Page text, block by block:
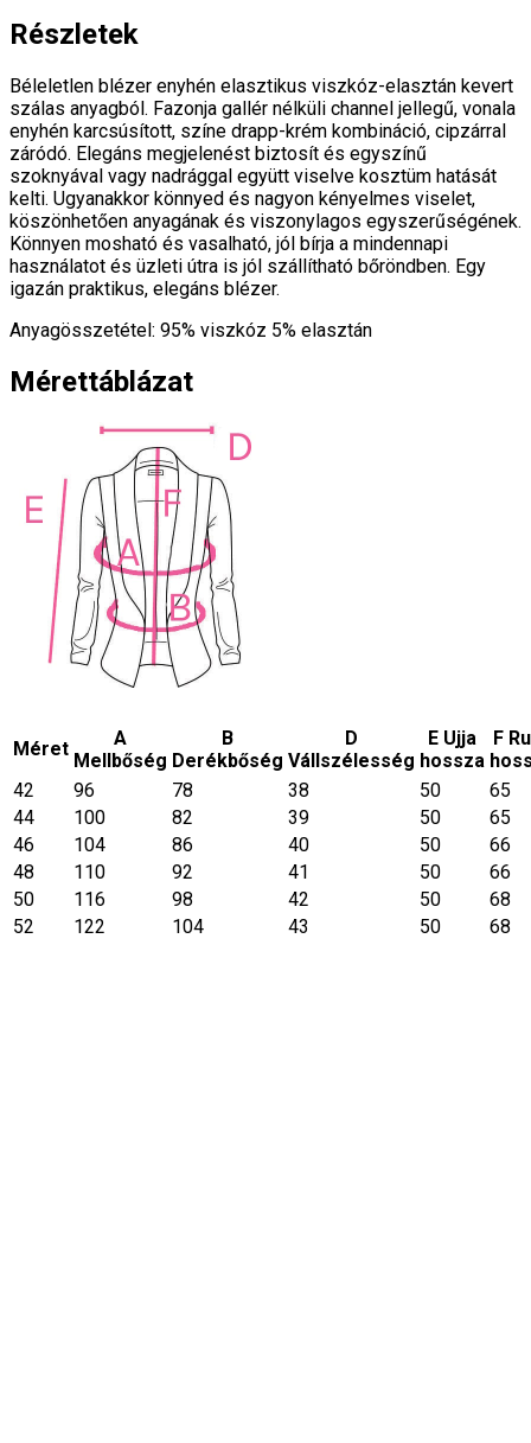
Részletek
Béleletlen blézer enyhén elasztikus viszkóz-elasztán kevert
szálas anyagból. Fazonja gallér nélküli channel jellegű, vonala
enyhén karcsúsított, színe drapp-krém kombináció, cipzárral
záródó. Elegáns megjelenést biztosít és egyszínű
szoknyával vagy nadrággal együtt viselve kosztüm hatását
kelti. Ugyanakkor könnyed és nagyon kényelmes viselet,
köszönhetően anyagának és viszonylagos egyszerűségének.
Könnyen mosható és vasalható, jól bírja a mindennapi
használatot és üzleti útra is jól szállítható bőröndben. Egy
igazán praktikus, elegáns blézer.
Anyagösszetétel: 95% viszkóz 5% elasztán
Mérettáblázat
Méret
A
Mellbőség
B
Derékbőség
D
Vállszélesség
E Ujja
hossza
F
42
96 78 38 50
65
44
100 82 39 50
65
46
104 86 40 50
66
48
110 92 41 50
66
50
116 98 42 50
68
52
122 104 43 50 68